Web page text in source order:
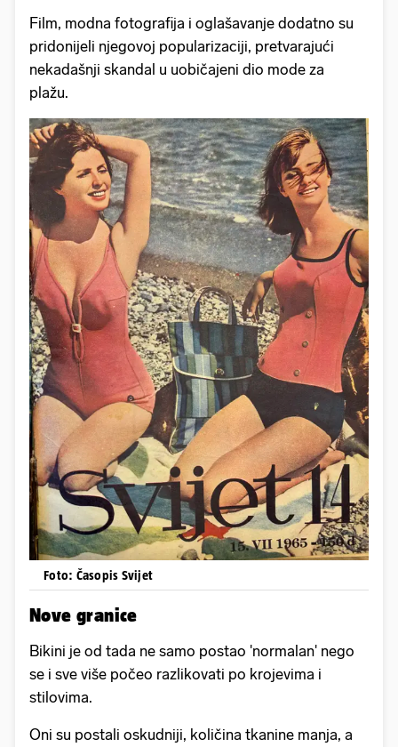
Film, modna fotografija i oglašavanje dodatno su
pridonijeli njegovoj popularizaciji, pretvarajući
nekadašnji skandal u uobičajeni dio mode za
plažu.
Foto: Časopis Svijet
Nove granice
Bikini je od tada ne samo postao 'normalan' nego
se i sve više počeo razlikovati po krojevima i
stilovima.
Oni su postali oskudniji, količina tkanine manja, a